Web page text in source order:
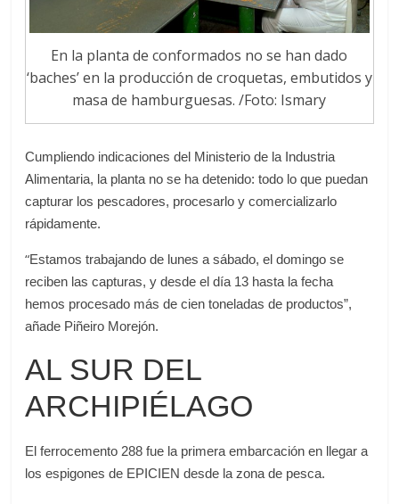
En la planta de conformados no se han dado
‘baches’ en la producción de croquetas, embutidos y
masa de hamburguesas. /Foto: Ismary
Cumpliendo indicaciones del Ministerio de la Industria
Alimentaria, la planta no se ha detenido: todo lo que puedan
capturar los pescadores, procesarlo y comercializarlo
rápidamente.
“Estamos trabajando de lunes a sábado, el domingo se
reciben las capturas, y desde el día 13 hasta la fecha
hemos procesado más de cien toneladas de productos”,
añade Piñeiro Morejón.
AL SUR DEL
ARCHIPIÉLAGO
El ferrocemento 288 fue la primera embarcación en llegar a
los espigones de EPICIEN desde la zona de pesca.